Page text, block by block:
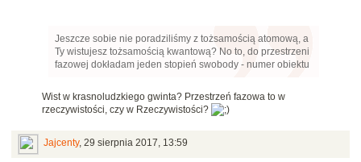
Jeszcze sobie nie poradziliśmy z tożsamością atomową, a
Ty wistujesz tożsamością kwantową? No to, do przestrzeni
fazowej dokładam jeden stopień swobody - numer obiektu
Wist w krasnoludzkiego gwinta? Przestrzeń fazowa to w
rzeczywistości, czy w Rzeczywistości?
Jajcenty, 29 sierpnia 2017, 13:59